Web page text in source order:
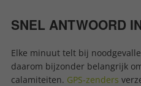
SNEL ANTWOORD
Elke minuut telt bij
daarom bijzonder belangrijk
calamiteiten. GPS-zenders